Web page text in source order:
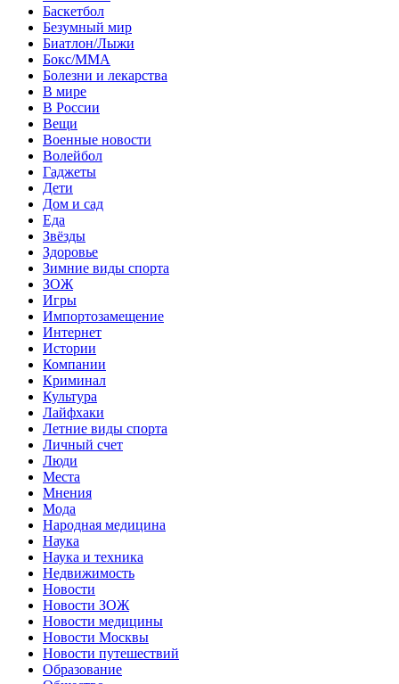
Баскетбол
Безумный мир
Биатлон/Лыжи
Бокс/MMA
Болезни и лекарства
В мире
В России
Вещи
Военные новости
Волейбол
Гаджеты
Дети
Дом и сад
Еда
Звёзды
Здоровье
Зимние виды спорта
ЗОЖ
Игры
Импортозамещение
Интернет
Истории
Компании
Криминал
Культура
Лайфхаки
Летние виды спорта
Личный счет
Люди
Места
Мнения
Мода
Народная медицина
Наука
Наука и техника
Недвижимость
Новости
Новости ЗОЖ
Новости медицины
Новости Москвы
Новости путешествий
Образование